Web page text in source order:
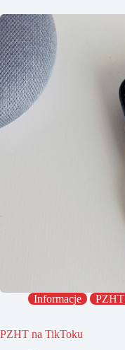
Informacje PZHT
PZHT na TikToku